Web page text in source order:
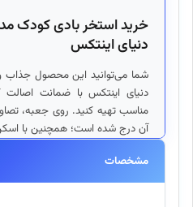
دنیای اینتکس
شما می‌توانید این محصول جذاب و
دنیای اینتکسبا ضمانت اصالت
مناسب تهیه کنید. روی جعبه،
آن درج شده است؛ همچنین با اسکن
از فروش یا لوازم جانبی مانند
پشتیبانیفروشگاه دنیای اینتکس
مشخصات